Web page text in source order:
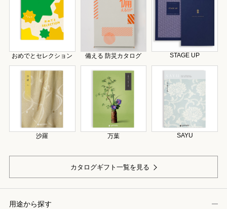
おめでとセレクション 備える 防災カタログ STAGE UP
沙羅 万葉 SAYU
カタログギフト一覧を見る
用途から探す